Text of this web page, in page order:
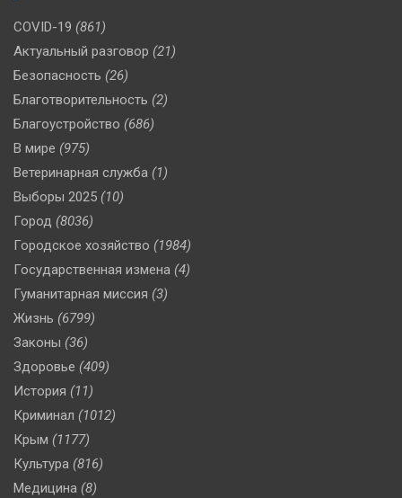
COVID-19 (861)
Актуальный разговор (21)
Безопасность (26)
Благотворительность (2)
Благоустройство (686)
В мире (975)
Ветеринарная служба (1)
Выборы 2025 (10)
Город (8036)
Городское хозяйство (1984)
Государственная измена (4)
Гуманитарная миссия (3)
Жизнь (6799)
Законы (36)
Здоровье (409)
История (11)
Криминал (1012)
Крым (1177)
Культура (816)
Медицина (8)